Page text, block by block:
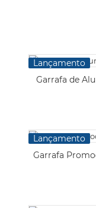
Lançamento
Garrafa de
Lançamento
Garrafa